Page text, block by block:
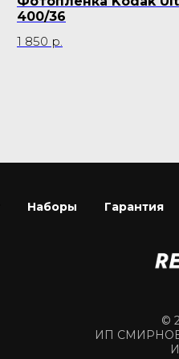
400/36
1 850 р.
Наборы Гарантия
©
ИП